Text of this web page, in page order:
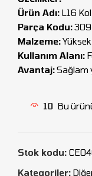
Ürün Adı: L16
Parça Kodu:
Malzeme:
Kullanım Alanı:
Avantaj:Sağlam
10 Bu
Stok kodu:
Kategoriler: